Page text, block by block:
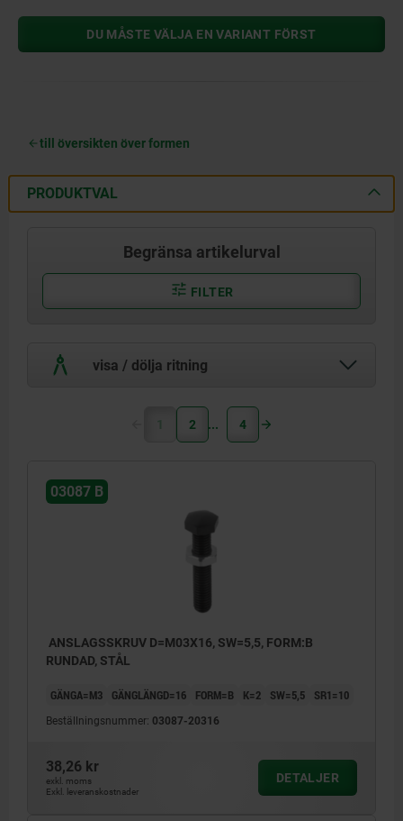
DU MÅSTE VÄLJA EN VARIANT FÖRST
till översikten över formen
PRODUKTVAL
Begränsa artikelurval
FILTER
visa / dölja ritning
1 2 4
03087 B
ANSLAGSSKRUV D=M03X16, SW=5,5, FORM:B
RUNDAD, STÅL
GÄNGA=M3 GÄNGLÄNGD=16 FORM=B K=2 SW=5,5 SR1=10
Beställningsnummer: 03087-20316
38,26 kr
exkl. moms
Exkl. leveranskostnader
DETALJER